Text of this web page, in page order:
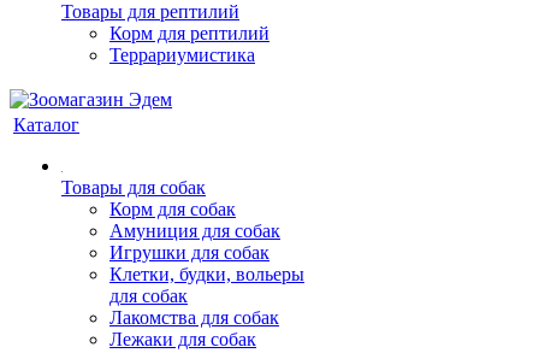
Товары для рептилий
Корм для рептилий
Террариумистика
Каталог
Товары для собак
Корм для собак
Амуниция для собак
Игрушки для собак
Клетки, будки, вольеры
для собак
Лакомства для собак
Лежаки для собак